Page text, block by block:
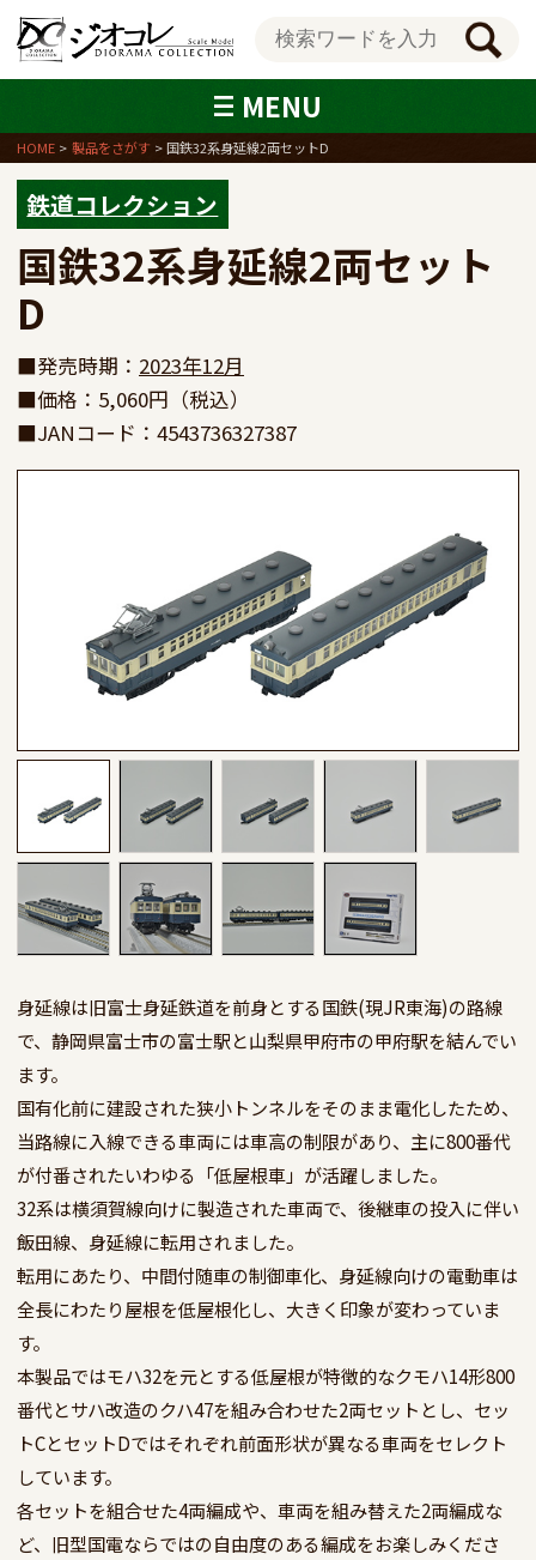
MENU
HOME 製品をさがす 国鉄32系身延線2両セットD
鉄道コレクション
国鉄32系身延線2両セット
D
■発売時期： 2023年12月
■価格：5,060円（税込）
■JANコード：4543736327387
身延線は旧富士身延鉄道を前身とする国鉄(現JR東海)の路線
で、静岡県富士市の富士駅と山梨県甲府市の甲府駅を結んでい
ます。
国有化前に建設された狭小トンネルをそのまま電化したため、
当路線に入線できる車両には車高の制限があり、主に800番代
が付番されたいわゆる「低屋根車」が活躍しました。
32系は横須賀線向けに製造された車両で、後継車の投入に伴い
飯田線、身延線に転用されました。
転用にあたり、中間付随車の制御車化、身延線向けの電動車は
全長にわたり屋根を低屋根化し、大きく印象が変わっていま
す。
本製品ではモハ32を元とする低屋根が特徴的なクモハ14形800
番代とサハ改造のクハ47を組み合わせた2両セットとし、セッ
トCとセットDではそれぞれ前面形状が異なる車両をセレクト
しています。
各セットを組合せた4両編成や、車両を組み替えた2両編成な
ど、旧型国電ならではの自由度のある編成をお楽しみくださ